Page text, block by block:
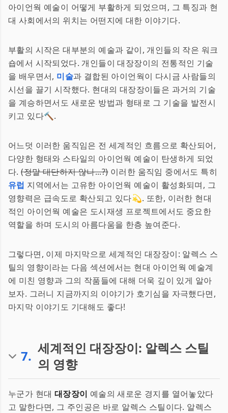
아이언웍 예술이 어떻게 부활하게 되었으며, 그 특징과 현
대 사회에서의 위치는 어떤지에 대한 이야기다.
부활의 시작은 대부분의 예술과 같이, 개인들의 작은 워크
숍에서 시작되었다. 개인들이 대장장이의 전통적인 기술
을 배우면서, 미술과 결합된 아이언웍이 다시금 사람들의
시선을 끌기 시작했다. 현대의 대장장이들은 과거의 기술
을 계승하면서도 새로운 방법과 형태로 그 기술을 발전시
키고 있다🔨.
어느덧 이러한 움직임은 전 세계적인 흐름으로 확산되어,
다양한 형태와 스타일의 아이언웍 예술이 탄생하게 되었
다.(정말 대단하지 않나...?)이러한 움직임 중에서도 특히
유럽 지역에서는 고유한 아이언웍 예술이 활성화되며, 그
영향력은 급속도로 확산되고 있다💫. 또한, 이러한 현대
적인 아이언웍 예술은 도시재생 프로젝트에서도 중요한
역할을 하며 도시의 아름다움을 한층 높여준다.
그렇다면, 이제 마지막으로 세계적인 대장장이: 알렉스 스
틸의 영향이라는 다음 섹션에서는 현대 아이언웍 예술계
에 미친 영향과 그의 작품들에 대해 더욱 깊이 있게 알아
보자. 그러니 지금까지의 이야기가 호기심을 자극했다면,
마지막 이야기도 기대해도 좋다!
7. 세계적인 대장장이: 알렉스 스틸
의 영향
누군가 현대 대장장이 예술의 새로운 경지를 열어놓았다
고 말한다면, 그 주인공은 바로 알렉스 스틸이다. 알렉스